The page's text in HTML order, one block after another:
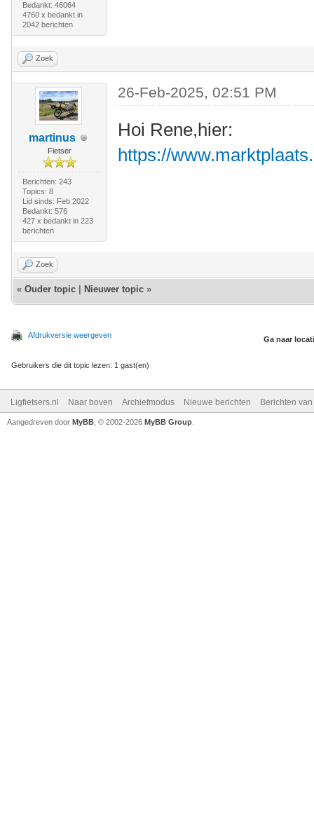
Bedankt: 46064
4760 x bedankt in
2042 berichten
Zoek
martinus
Fietser
Berichten: 243
Topics: 8
Lid sinds: Feb 2022
Bedankt: 576
427 x bedankt in 223
berichten
26-Feb-2025, 02:51 PM
Hoi Rene,hier:
https://
Zoek
« Ouder topic Nieuwer topic »
Afdrukversie weergeven Ga naar
Gebruikers die dit topic lezen: 1 gast(en)
Ligfietsers.nl Naar boven Archiefmodus Nieuwe berichten Berichten
Aangedreven door MyBB , © 2002-2026 MyBB Group